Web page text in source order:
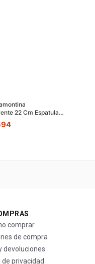
22 Cm Espatula
comprar
de compra
devoluciones
de privacidad